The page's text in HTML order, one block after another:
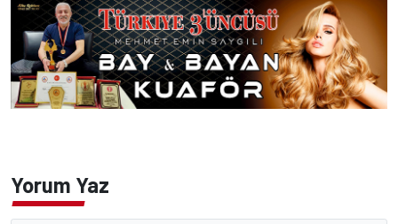
Yorum Yaz